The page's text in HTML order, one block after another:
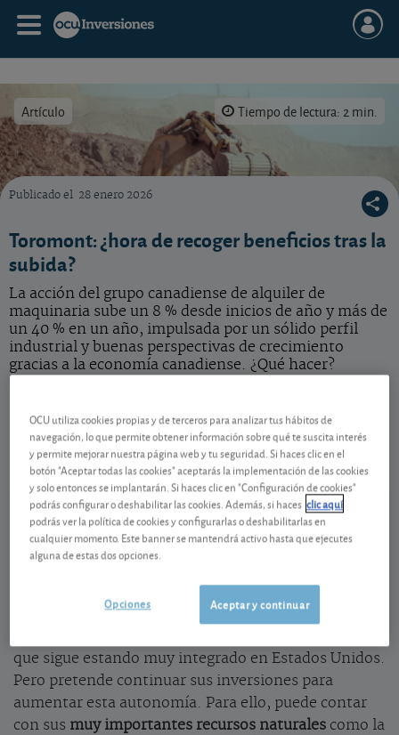
Artículo Tiempo de lectura: 2 min.
Publicado el 28 enero 2026
Toromont: ¿hora de recoger beneficios tras la
subida?
La acción del grupo canadiense de alquiler de
maquinaria sube un 8 % desde inicios de año y más de
un 40 % en un año, impulsada por un sólido perfil
industrial y buenas perspectivas de crecimiento
gracias a la economía canadiense. ¿Qué hacer?
CA8911021050
07/08/2026 Toronto
-1,69 CAD (-0,76 %)
Ver detalladamente
Buena salud financiera
internacional deseado por Trump, el gobierno
canadiense promueve una
economía centrada en la
que sigue estando muy integrado en Estados Unidos.
Pero pretende continuar sus inversiones para
aumentar esta autonomía. Para ello, puede contar
con sus muy importantes recursos naturales como la
OCU utiliza cookies propias y de terceros para analizar tus hábitos de
navegación, lo que permite obtener información sobre qué te suscita interés
y permite mejorar nuestra página web y tu seguridad. Si haces clic en el
botón "Aceptar todas las cookies" aceptarás la implementación de las cookies
y solo entonces se implantarán. Si haces clic en "Configuración de cookies"
podrás configurar o deshabilitar las cookies. Además, si haces clic aquí
podrás ver la política de cookies y configurarlas o deshabilitarlas en
cualquier momento. Este banner se mantendrá activo hasta que ejecutes
alguna de estas dos opciones.
Aceptar y continuar
Opciones